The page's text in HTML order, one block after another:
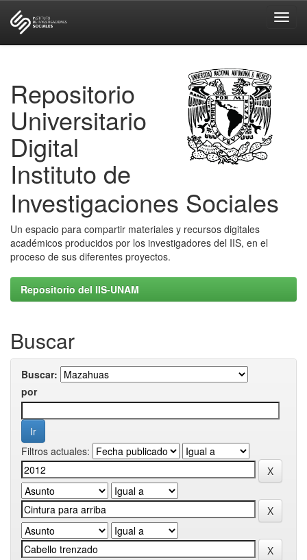
Repositorio
Universitario
Digital
Instituto de
Investigaciones Sociales
Un espacio para compartir materiales y recursos digitales
académicos producidos por los investigadores del IIS, en el
proceso de sus diferentes proyectos.
Repositorio del IIS-UNAM
Buscar
Buscar:
por
Filtros actuales: